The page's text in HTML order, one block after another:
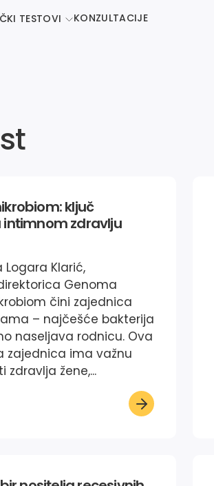
TESTOVI KONZULTACIJE
ključ
intimnom zdravlju
Logara Klarić,
Genoma
čini zajednica
– najčešće bakterija
naseljava rodnicu. Ova
zajednica ima važnu
zdravlja žene,...